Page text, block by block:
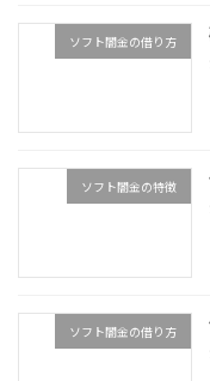
ソフト闇金の借り方
ソフト闇金の特徴
ソフト闇金の借り方